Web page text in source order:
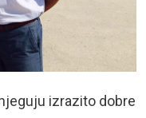
izrazito dobre